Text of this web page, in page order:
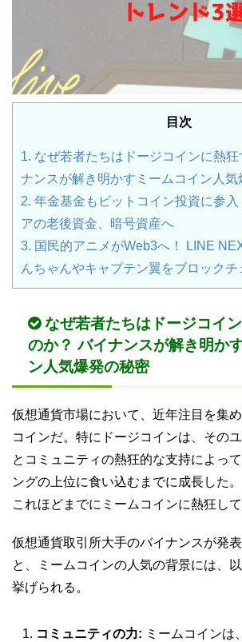
目次
1. なぜ若者たちはドージコインに熱狂
ナンスが解き明かすミームコイン人気
2. 年金基金もビットコイン投資に参入
アの老後資金、暗号資産へ
3. 国民的アニメがWeb3へ！ LINE
んちゃんやキャプテン翼をブロックチ
なぜ若者たちはドージコイ
のか？ バイナンスが解き明か
ン人気爆発の秘密
仮想通貨市場において、近年注目を集
コインだ。特にドージコインは、その
とコミュニティの熱狂的な支持によっ
ングの上位に食い込むまでに成長した
これほどまでにミームコインに熱狂し
仮想通貨取引所大手のバイナンスが発
と、ミームコインの人気の背景には、
挙げられる。
コミュニティの力: ミームコインは